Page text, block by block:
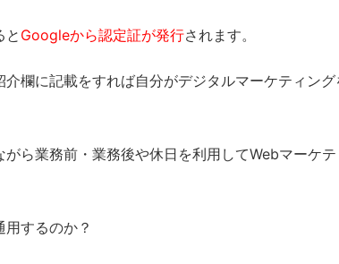
と Googleから認定証が発行されます。
欄に記載をすれば自分がデジタルマーケティン
ら業務前・業務後や休日を利用してWebマーケ
するのか？